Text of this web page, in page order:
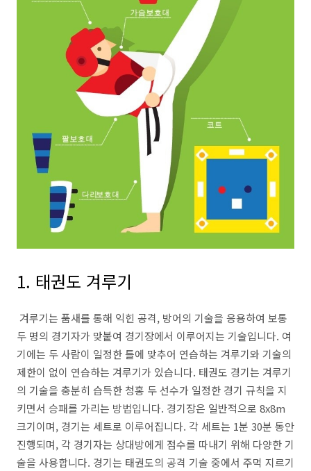
1. 태권도 겨루기
겨루기는 품새를 통해 익힌 공격, 방어의 기술을 응용하여 보통
두 명의 경기자가 맞붙여 경기장에서 이루어지는 기술입니다. 여
기에는 두 사람이 일정한 틀에 맞추어 연습하는 겨루기와 기술의
제한이 없이 연습하는 겨루기가 있습니다. 태권도 경기는 겨루기
의 기술을 충분히 습득한 청홍 두 선수가 일정한 경기 규칙을 지
키면서 승패를 가리는 방법입니다. 경기장은 일반적으로 8x8m
크기이며, 경기는 세트로 이루어집니다. 각 세트는 1분 30분 동안
진행되며, 각 경기자는 상대방에게 점수를 따내기 위해 다양한 기
술을 사용합니다. 경기는 태권도의 공격 기술 중에서 주먹 지르기